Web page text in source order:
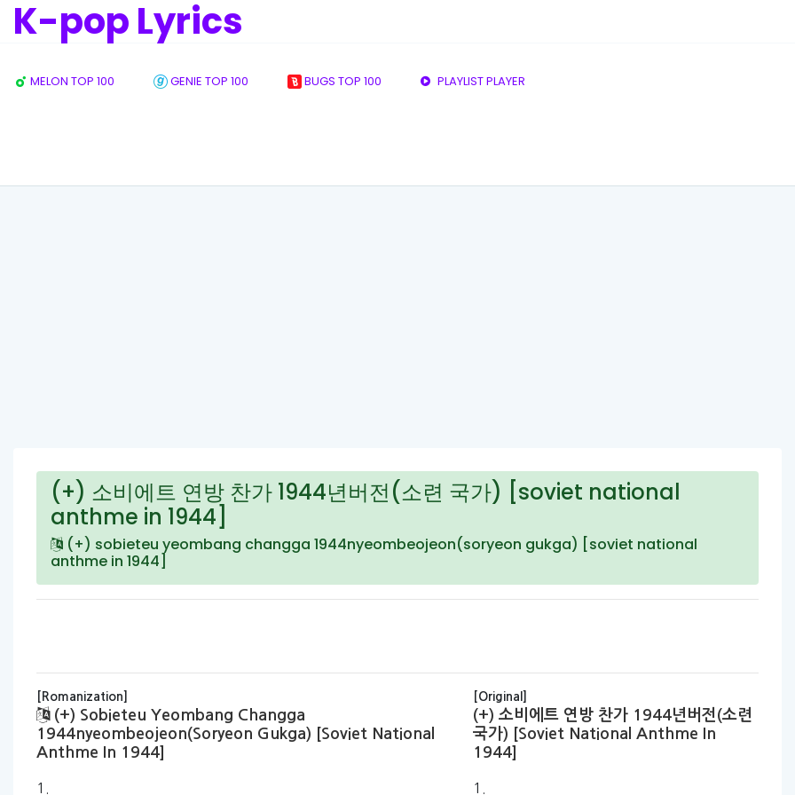
K-pop Lyrics
MELON TOP 100 GENIE TOP 100 BUGS TOP 100 PLAYLIST PLAYER
(+) 소비에트 연방 찬가 1944년버전(소련 국가) [soviet national
anthme in 1944]
(+) sobieteu yeombang changga 1944nyeombeojeon(soryeon gukga) [soviet national
anthme in 1944]
[Romanization]
(+) Sobieteu Yeombang Changga
1944nyeombeojeon(soryeon Gukga) [soviet National
Anthme In 1944]
1.
[Original]
(+) 소비에트 연방 찬가 1944년버전(소련
국가) [soviet National Anthme In
1944]
1.